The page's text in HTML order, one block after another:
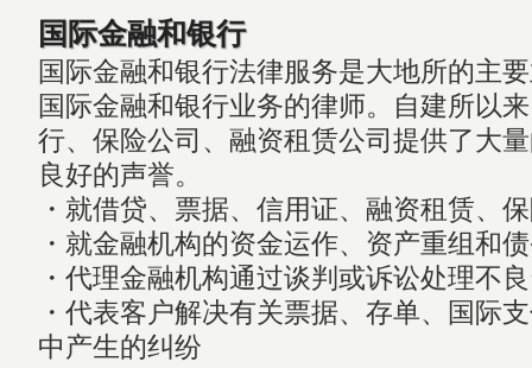
国际金融和银行
国际金融和银行法律服务是大地所的主
国际金融和银行业务的律师。自建所以
行、保险公司、融资租赁公司提供了大
良好的声誉。
・就借贷、票据、信用证、融资租赁、
・就金融机构的资金运作、资产重组和
・代理金融机构通过谈判或诉讼处理不
・代表客户解决有关票据、存单、国际
中产生的纠纷